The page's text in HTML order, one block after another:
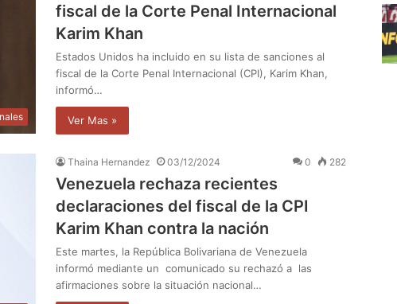
fiscal de la Corte Penal Internacional
Karim Khan
Estados Unidos ha incluido en su lista de sanciones al
fiscal de la Corte Penal Internacional (CPI), Karim Khan,
informó…
Ver Mas »
Thaina Hernandez 03/12/2024 0 282
Venezuela rechaza recientes
declaraciones del fiscal de la CPI
Karim Khan contra la nación
Este martes, la República Bolivariana de Venezuela
informó mediante un comunicado su rechazó a las
afirmaciones sobre la situación nacional…